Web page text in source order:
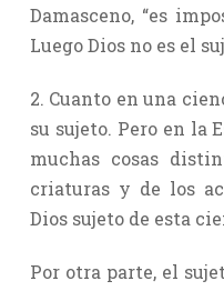
Damasceno, “es
Luego Dios no es el
2. Cuanto en una
su sujeto. Pero en la
muchas cosas
criaturas y de los
Dios sujeto de esta
Por otra parte, el